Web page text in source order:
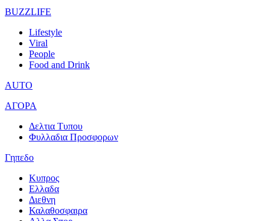
BUZZLIFE
Lifestyle
Viral
People
Food and Drink
AUTO
ΑΓΟΡΑ
Δελτια Τυπου
Φυλλαδια Προσφορων
Γηπεδο
Κυπρος
Ελλαδα
Διεθνη
Καλαθοσφαιρα